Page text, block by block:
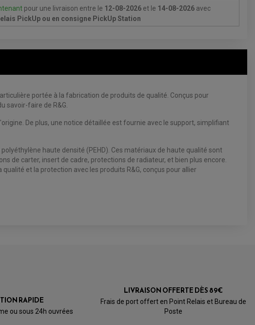
pour une livraison entre le 12-08-2026 et le 14-08-2026 avec
PickUp ou en consigne PickUp Station
portée à la fabrication de produits de qualité. Conçus pour
savoir-faire de R&G.
De plus, une notice détaillée est fournie avec le support, simplifiant
haute densité (PEHD). Ces matériaux de haute qualité sont
de carter, insert de cadre, protections de radiateur, et bien plus encore.
et la protection avec les produits R&G, conçus pour allier
RAPIDE
ou sous 24h ouvrées
LIVRAISON OFFERTE DÈS 89€
Frais de port offert en Point Relais et Bureau de
Poste